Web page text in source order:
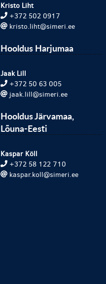
Kristo Liht
+372 502 0917
kristo.liht@simeri.ee
Hooldus Harjumaa
Jaak Lill
+372 50 63 005
jaak.lill@simeri.ee
Hooldus Järvamaa,
Lõuna-Eesti
Kaspar Köll
+372 58 122 710
kaspar.koll@simeri.ee